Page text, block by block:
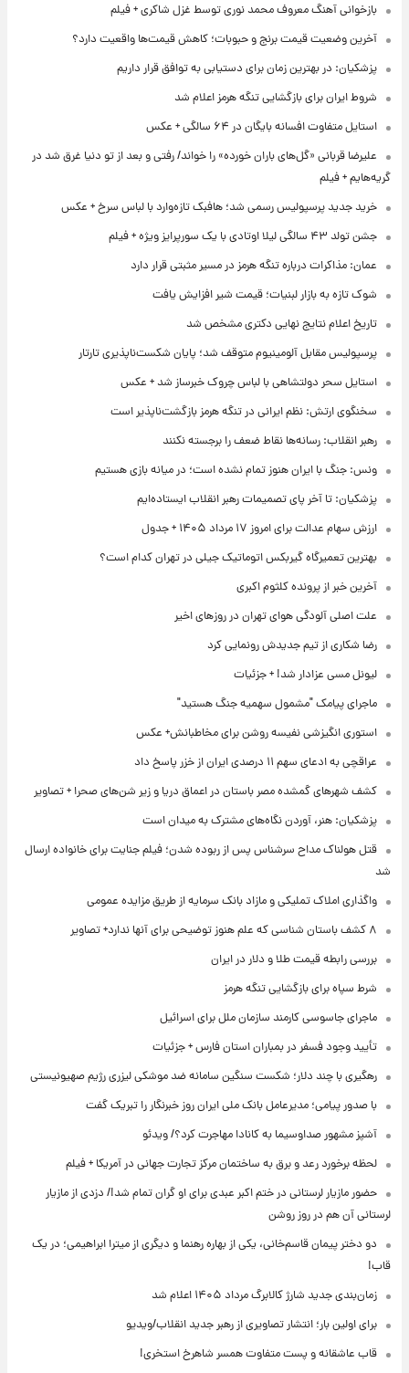
بازخوانی آهنگ معروف محمد نوری توسط غزل شاکری + فیلم
آخرین وضعیت قیمت برنج و حبوبات؛ کاهش قیمت‌ها واقعیت دارد؟
پزشکیان: در بهترین زمان برای دستیابی به توافق قرار داریم
شروط ایران برای بازگشایی تنگه هرمز اعلام شد
استایل متفاوت افسانه بایگان در ۶۴ سالگی + عکس
علیرضا قربانی «گل‌های باران خورده» را خواند/ رفتی و بعد از تو دنیا غرق شد در
گریه‌هایم + فیلم
خرید جدید پرسپولیس رسمی شد؛ هافبک تازه‌وارد با لباس سرخ + عکس
جشن تولد ۴۳ سالگی لیلا اوتادی با یک سورپرایز ویژه + فیلم
عمان: مذاکرات درباره تنگه هرمز در مسیر مثبتی قرار دارد
شوک تازه به بازار لبنیات؛ قیمت شیر افزایش یافت
تاریخ اعلام نتایج نهایی دکتری مشخص شد
پرسپولیس مقابل آلومینیوم متوقف شد؛ پایان شکست‌ناپذیری تارتار
استایل سحر دولتشاهی با لباس چروک خبرساز شد + عکس
سخنگوی ارتش: نظم ایرانی در تنگه هرمز بازگشت‌ناپذیر است
رهبر انقلاب: رسانه‌ها نقاط ضعف را برجسته نکنند
ونس: جنگ با ایران هنوز تمام نشده است؛ در میانه بازی هستیم
پزشکیان: تا آخر پای تصمیمات رهبر انقلاب ایستاده‌ایم
ارزش سهام عدالت برای امروز ۱۷ مرداد ۱۴۰۵ + جدول
بهترین تعمیرگاه گیربکس اتوماتیک جیلی در تهران کدام است؟
آخرین خبر از پرونده کلثوم اکبری
علت اصلی آلودگی هوای تهران در روزهای اخیر
رضا شکاری از تیم جدیدش رونمایی کرد
لیونل مسی عزادار شد! + جزئیات
ماجرای پیامک "مشمول سهمیه جنگ هستید"
استوری انگیزشی نفیسه روشن برای مخاطبانش+ عکس
عراقچی به ادعای سهم ۱۱ درصدی ایران از خزر پاسخ داد
کشف شهرهای گمشده مصر باستان در اعماق دریا و زیر شن‌های صحرا + تصاویر
پزشکیان: هنر، آوردن نگاه‌های مشترک به میدان است
قتل هولناک مداح سرشناس پس از ربوده شدن؛ فیلم جنایت برای خانواده ارسال
شد
واگذاری املاک تملیکی و مازاد بانک سرمایه از طریق مزایده عمومی
۸ کشف باستان شناسی که علم هنوز توضیحی برای آنها ندارد+ تصاویر
بررسی رابطه قیمت طلا و دلار در ایران
شرط سپاه برای بازگشایی تنگه هرمز
ماجرای جاسوسی کارمند سازمان ملل برای اسرائیل
تأیید وجود فسفر در بمباران استان فارس + جزئیات
رهگیری با چند دلار؛ شکست سنگین سامانه ضد موشکی لیزری رژیم صهیونیستی
با صدور پیامی؛ مدیرعامل بانک ملی ایران روز خبرنگار را تبریک گفت
آشپز مشهور صداوسیما به کانادا مهاجرت کرد؟/ ویدئو
لحظه برخورد رعد و برق به ساختمان مرکز تجارت جهانی در آمریکا + فیلم
حضور مازیار لرستانی در ختم اکبر عبدی برای او گران تمام شد!/ دزدی از مازیار
لرستانی آن هم در روز روشن
دو دختر پیمان قاسم‌خانی، یکی از بهاره رهنما و دیگری از میترا ابراهیمی؛ در یک
قاب!
زمان‌بندی جدید شارژ کالابرگ مرداد ۱۴۰۵ اعلام شد
برای اولین بار؛ انتشار تصاویری از رهبر جدید انقلاب/ویدیو
قاب عاشقانه و پست متفاوت همسر شاهرخ استخری!